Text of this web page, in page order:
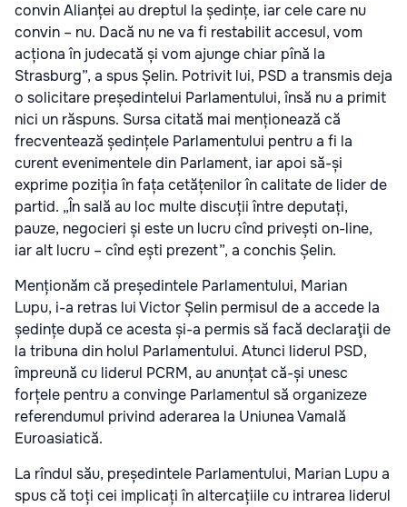
convin Alianței au dreptul la ședințe, iar cele care nu
convin – nu. Dacă nu ne va fi restabilit accesul, vom
acționa în judecată și vom ajunge chiar pînă la
Strasburg”, a spus Șelin. Potrivit lui, PSD a transmis deja
o solicitare președintelui Parlamentului, însă nu a primit
nici un răspuns. Sursa citată mai menționează că
frecventează ședințele Parlamentului pentru a fi la
curent evenimentele din Parlament, iar apoi să-și
exprime poziția în fața cetățenilor în calitate de lider de
partid. „În sală au loc multe discuții între deputați,
pauze, negocieri și este un lucru cînd privești on-line,
iar alt lucru – cînd ești prezent”, a conchis Șelin.
Menționăm că președintele Parlamentului, Marian
Lupu, i-a retras lui Victor Șelin permisul de a accede la
ședințe după ce acesta și-a permis să facă declaraţii de
la tribuna din holul Parlamentului. Atunci liderul PSD,
împreună cu liderul PCRM, au anunțat că-și unesc
forțele pentru a convinge Parlamentul să organizeze
referendumul privind aderarea la Uniunea Vamală
Euroasiatică.
La rîndul său, președintele Parlamentului, Marian Lupu a
spus că toți cei implicați în altercațiile cu intrarea liderul